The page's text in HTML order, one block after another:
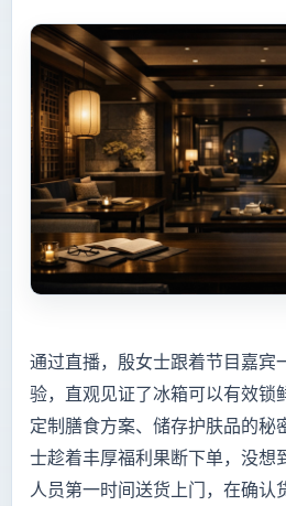
通过直播，殷女士跟着节目嘉宾
验，直观见证了冰箱可以有效锁
定制膳食方案、储存护肤品的秘
士趁着丰厚福利果断下单，没想
人员第一时间送货上门，在确认